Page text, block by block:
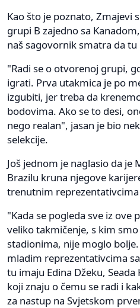
Kao što je poznato, Zmajevi
grupi B zajedno sa
naš sagovornik smatra da
"Radi se o otvorenoj grupi,
igrati. Prva utakmica je po
izgubiti, jer treba da
bodovima. Ako se to desi,
nego realan", jasan je bio
selekcije.
Još jednom je naglasio da je
Brazilu kruna njegove
trenutnim
"Kada se pogleda sve iz ove
veliko takmičenje, s kim
stadionima, nije moglo
mladim reprezentativcima
tu imaju Edina Džeku, Seada
koji znaju o čemu se radi i
za nastup na Svjetskom